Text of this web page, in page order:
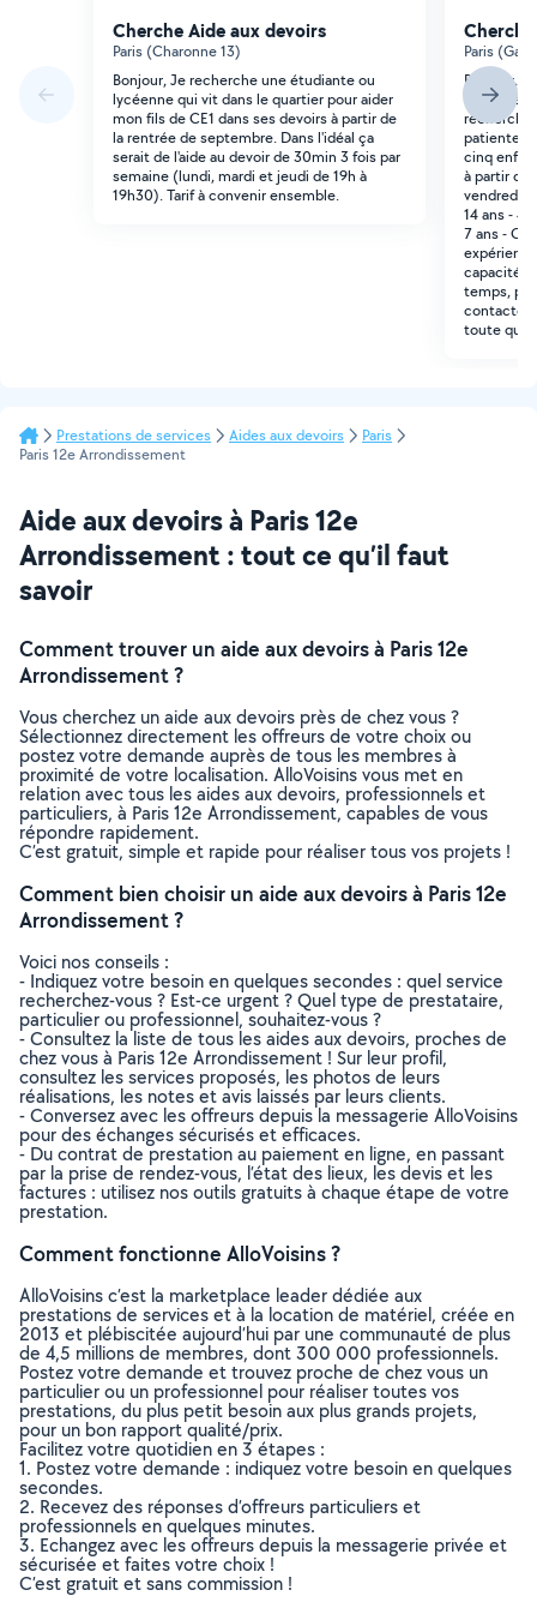
Cherche Aide aux devoirs
Paris (Charonne 13)
Bonjour, Je recherche une étudiante ou
lycéenne qui vit dans le quartier pour aider
mon fils de CE1 dans ses devoirs à partir de
la rentrée de septembre. Dans l'idéal ça
serait de l'aide au devoir de 30min 3 fois par
semaine (lundi, mardi et jeudi de 19h à
19h30). Tarif à convenir ensemble.
Paris
Bonjour,
domicile -
patiente
cinq
à partir de
vendredi,
14 ans -
7 ans -
capacité à
temps,
contacter
toute
Prestations de services Aides aux devoirs
Paris
Paris 12e Arrondissement
Aide aux devoirs à Paris 12e
Arrondissement : tout ce qu’il faut
savoir
Comment trouver un aide aux devoirs à Paris 12e
Arrondissement ?
Vous cherchez un aide aux devoirs près de chez vous ?
Sélectionnez directement les offreurs de votre choix ou
postez votre demande auprès de tous les membres à
proximité de votre localisation. AlloVoisins vous met en
relation avec tous les aides aux devoirs, professionnels et
particuliers, à Paris 12e Arrondissement, capables de vous
répondre rapidement.
C’est gratuit, simple et rapide pour réaliser tous vos projets !
Comment bien choisir un aide aux devoirs à Paris 12e
Arrondissement ?
Voici nos conseils :
- Indiquez votre besoin en quelques secondes : quel service
recherchez-vous ? Est-ce urgent ? Quel type de prestataire,
particulier ou professionnel, souhaitez-vous ?
- Consultez la liste de tous les aides aux devoirs, proches de
chez vous à Paris 12e Arrondissement ! Sur leur profil,
consultez les services proposés, les photos de leurs
réalisations, les notes et avis laissés par leurs clients.
- Conversez avec les offreurs depuis la messagerie AlloVoisins
pour des échanges sécurisés et efficaces.
- Du contrat de prestation au paiement en ligne, en passant
par la prise de rendez-vous, l’état des lieux, les devis et les
factures : utilisez nos outils gratuits à chaque étape de votre
prestation.
Comment fonctionne AlloVoisins ?
AlloVoisins c’est la marketplace leader dédiée aux
prestations de services et à la location de matériel, créée en
2013 et plébiscitée aujourd’hui par une communauté de plus
de 4,5 millions de membres, dont 300 000 professionnels.
Postez votre demande et trouvez proche de chez vous un
particulier ou un professionnel pour réaliser toutes vos
prestations, du plus petit besoin aux plus grands projets,
pour un bon rapport qualité/prix.
Facilitez votre quotidien en 3 étapes :
1. Postez votre demande : indiquez votre besoin en quelques
secondes.
2. Recevez des réponses d’offreurs particuliers et
professionnels en quelques minutes.
3. Echangez avec les offreurs depuis la messagerie privée et
sécurisée et faites votre choix !
C’est gratuit et sans commission !